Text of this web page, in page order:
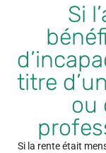
Si
titre
ou
Si la rente était